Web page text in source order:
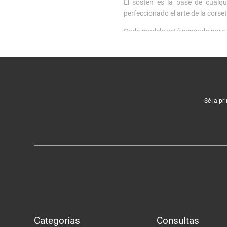
El sostén es la base de
perfeccionado el arte de la
Cada modelo está pensado
También contamos con
Nuestros están
Sé la
Categorías Consultas